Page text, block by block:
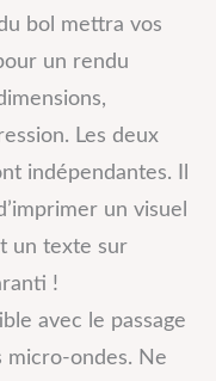
bol mettra vos
un rendu
Les deux
indépendantes. Il
un visuel
un texte sur
!
avec le passage
micro-ondes. Ne